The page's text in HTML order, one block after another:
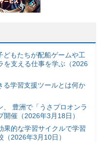
どもたちが配船ゲームや工
を支える仕事を学ぶ（2026
る学習支援ツールとは何か
豊洲で「うさプロオンラ
催（2026年3月18日）
果的な学習サイクルで学習
2026年3月10日）